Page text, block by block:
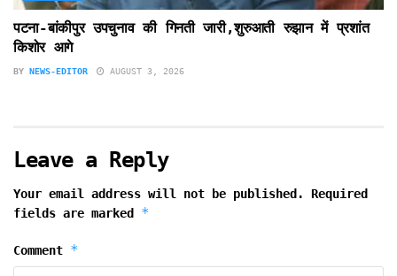
पटना-बांकीपुर उपचुनाव की गिनती जारी,शुरुआती रुझान में प्रशांत
किशोर आगे
BY NEWS-EDITOR AUGUST 3, 2026
Leave a Reply
Your email address will not be published.
Required
fields are marked *
Comment *